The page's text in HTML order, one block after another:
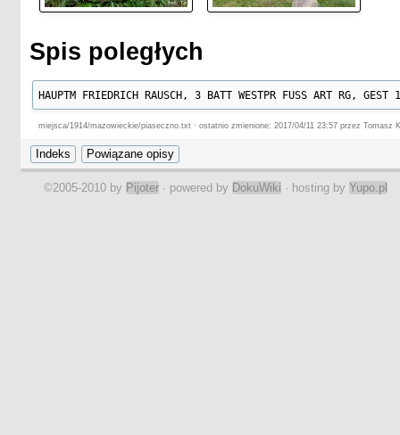
Spis poległych
HAUPTM FRIEDRICH RAUSCH, 3 BATT WESTPR FUSS ART RG,
miejsca/1914/mazowieckie/piaseczno.txt · ostatnio zmienione: 2017/04/11 23:57 przez Tomasz
©2005-2010 by Pijoter · powered by DokuWiki · hosting by Yupo.pl